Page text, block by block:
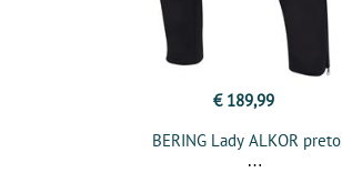
€ 189,99
BERING Lady ALKOR preto